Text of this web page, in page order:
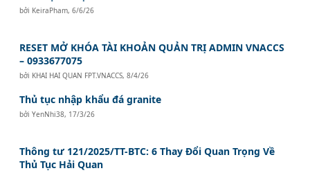
bởi KeiraPham,6/6/26
RESET MỞ KHÓA TÀI KHOẢN QUẢN TRỊ ADMIN VNACCS
– 0933677075
bởi KHAI HAI QUAN FPT.VNACCS,8/4/26
Thủ tục nhập khẩu đá granite
bởiYenNhi38, 17/3/26
Thông tư 121/2025/TT-BTC: 6 Thay Đổi Quan Trọng Về
Thủ Tục Hải Quan